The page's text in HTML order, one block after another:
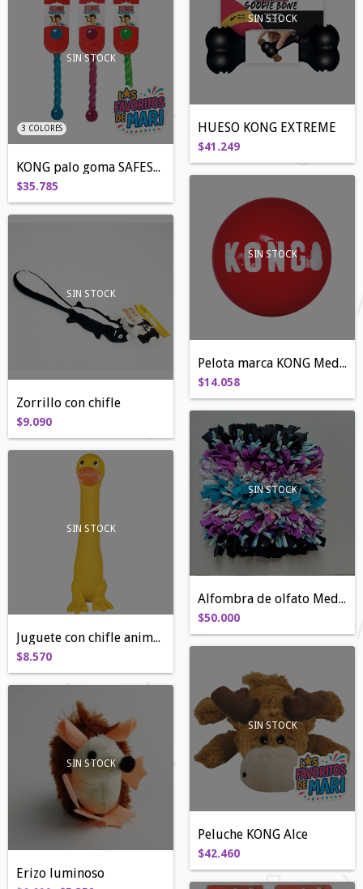
SIN STOCK
3 COLORES
KONG palo goma SAFESTIX
$35.785
SIN STOCK
HUESO KONG EXTREME
$41.249
SIN STOCK
Zorrillo con chifle
$9.090
SIN STOCK
Pelota marca KONG Mediana
$14.058
SIN STOCK
Juguete con chifle animalitos
$8.570
SIN STOCK
Alfombra de olfato Mediana
$50.000
SIN STOCK
Erizo luminoso
SIN STOCK
Peluche KONG Alce
$42.460